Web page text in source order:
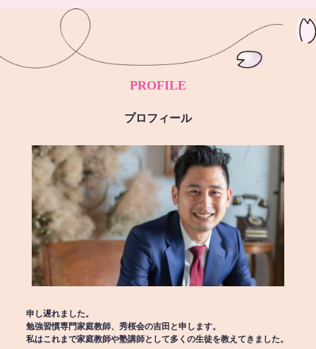
PROFILE
プロフィール
申し遅れました。
勉強習慣専門家庭教師、秀桜会の吉田と申します。
私はこれまで家庭教師や塾講師として多くの生徒を教えてきました。